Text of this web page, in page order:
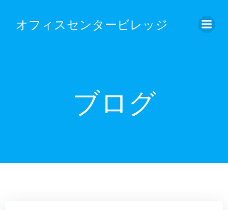
ン
テ
プ
オフィスセンタービレッジ
ブログ